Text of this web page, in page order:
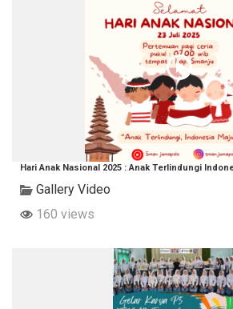
Hari Anak Nasional 2025 : Anak Terlindungi
Gallery Video
160 views